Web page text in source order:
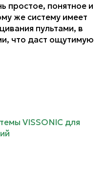
простое, понятное и
же систему имеет
пультами, в
что даст ощутимую